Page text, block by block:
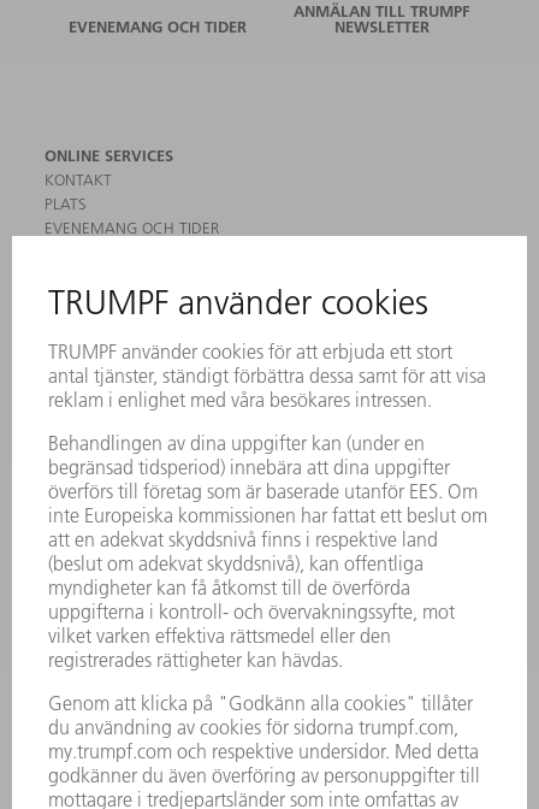
EVENEMANG OCH TIDER
ANMÄLAN TILL TRUMPF
NEWSLETTER
ONLINE SERVICES
KONTAKT
PLATS
EVENEMANG OCH TIDER
SÄKERHETSDATABLAD
MASKINER & SYSTEM
LASER
KRAFTELEKTRONIK
SMART FACTORY
MJUKVARA
SERVICES
TILLÄMPNINGAR
BRANSCHER
FÖRETAG
KARRIÄR
LEDIGA TJÄNSTER
FÖRETAGSPROFIL
STYRELSE
FÖRETAGSPRINCIPER
ÖVERENSSTÄMMELSE
RÅDGIVARSYSTEM
SECURITY